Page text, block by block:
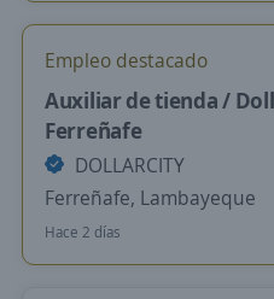
Empleo destacado
Auxiliar de tienda /
Ferreñafe
DOLLARCITY
Ferreñafe, Lambayeque
Hace 2 días